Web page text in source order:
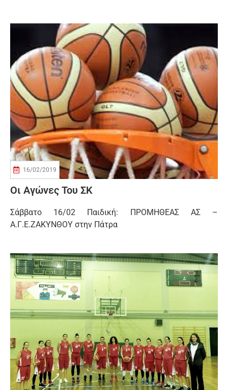
16/02/2019
Οι Αγώνες Του ΣΚ
Σάββατο 16/02 Παιδική: ΠΡΟΜΗΘΕΑΣ ΑΣ –
Α.Γ.Ε.ΖΑΚΥΝΘΟΥ στην Πάτρα